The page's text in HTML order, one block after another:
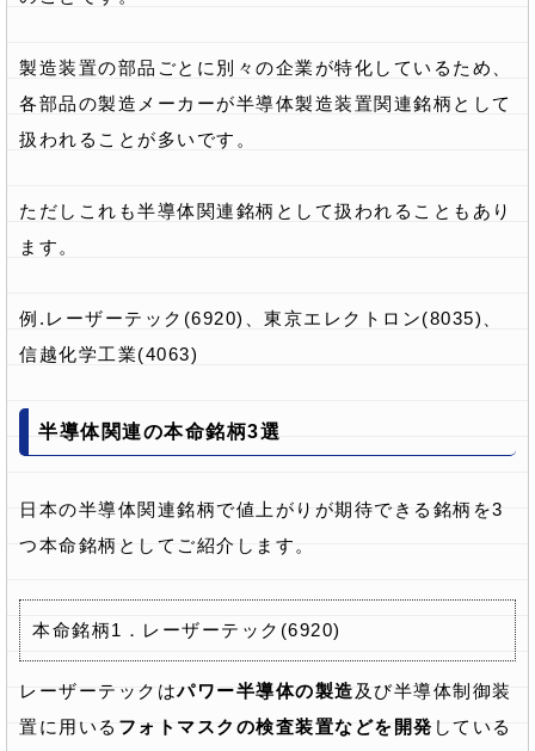
製造装置の部品ごとに別々の企業が特化しているため、
各部品の製造メーカーが半導体製造装置関連銘柄として
扱われることが多いです。
ただしこれも半導体関連銘柄として扱われることもあり
ます。
例.レーザーテック(6920)、東京エレクトロン(8035)、
信越化学工業(4063)
半導体関連の本命銘柄3選
日本の半導体関連銘柄で値上がりが期待できる銘柄を3
つ本命銘柄としてご紹介します。
本命銘柄1．レーザーテック(6920)
レーザーテックはパワー半導体の製造及び半導体制御装
置に用いる フォトマスクの検査装置などを開発 している